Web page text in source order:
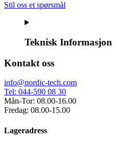
Stil oss et spørsmål
Teknisk Informasjon
Kontakt oss
info@nordic-tech.com
Tel: 044-590 08 30
Mån-Tor: 08.00-16.00
Fredag: 08.00-15.00
Lageradress